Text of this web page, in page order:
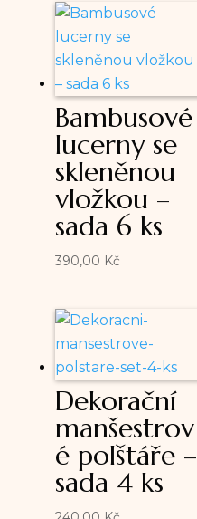
Bambusové
lucerny se
skleněnou
vložkou –
sada 6 ks
390,00 Kč
Dekorační
manšestrov
é polštáře –
sada 4 ks